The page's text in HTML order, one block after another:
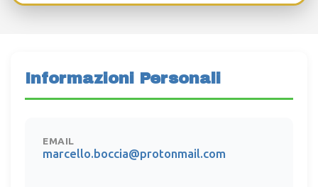
Informazioni Personali
EMAIL
marcello.boccia@protonmail.com